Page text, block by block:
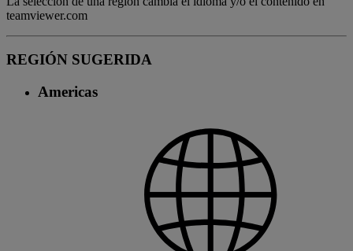
teamviewer.com
REGIÓN SUGERIDA
Americas